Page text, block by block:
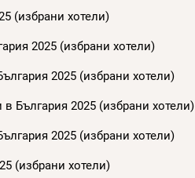
(избрани хотели)
2025 (избрани хотели)
2025 (избрани хотели)
България 2025 (избрани хотели)
2025 (избрани хотели)
(избрани хотели)